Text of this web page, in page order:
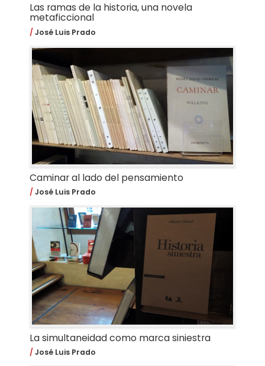
Las ramas de la historia, una novela
metaficcional
José Luis Prado
Caminar al lado del pensamiento
José Luis Prado
La simultaneidad como marca siniestra
José Luis Prado